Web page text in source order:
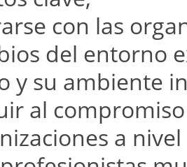
con las
del entorno
y su ambiente
al
a